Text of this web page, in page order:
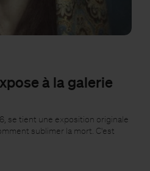
à la galerie
se tient une exposition originale
sublimer la mort. C'est